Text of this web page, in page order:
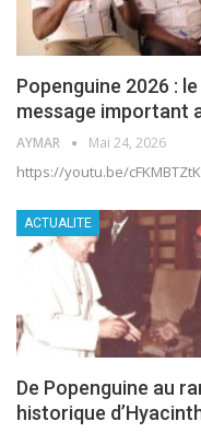
Popenguine 2026 :
message important
AYMAR Mai 24, 2026
https://youtu.be/
ACTUALITE
De Popenguine au
historique